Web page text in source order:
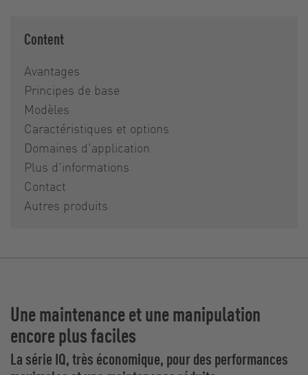
Content
Avantages
Principes de base
Modèles
Caractéristiques et options
Domaines d'application
Plus d'informations
Contact
Autres produits
Une maintenance et une manipulation
encore plus faciles
La série IQ, très économique, pour des performances